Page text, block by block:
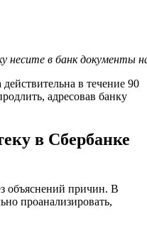
несите в банк документы
в течение 90
адресовав банку
в Сбербанке
объяснений причин. В
проанализировать,